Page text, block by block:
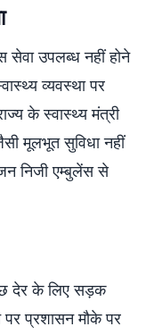
उपलब्ध नहीं होने
व्यवस्था पर
के स्वास्थ्य मंत्री
मूलभूत सुविधा नहीं
निजी एम्बुलेंस से
देर के लिए सड़क
पर प्रशासन मौके पर